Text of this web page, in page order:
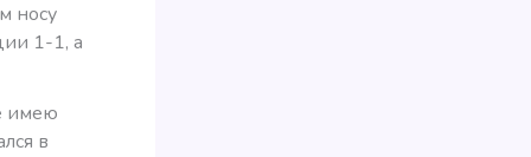
носу
1-1, а
имею
в